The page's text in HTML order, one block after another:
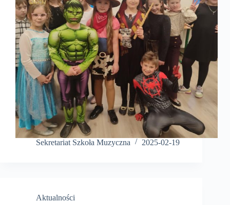
Sekretariat Szkoła Muzyczna 2025-02-19
Aktualności